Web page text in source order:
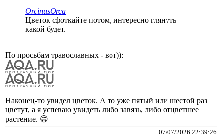
ОrcinusОrca
Цветок сфоткайте потом, интересно глянуть
какой будет.
По просьбам травославных - вот)):
Наконец-то увидел цветок. А то уже пятый или шестой раз
цветут, а я успеваю увидеть либо завязь, либо отцветшее
растение. 😄
07/07/2026 22:39:26